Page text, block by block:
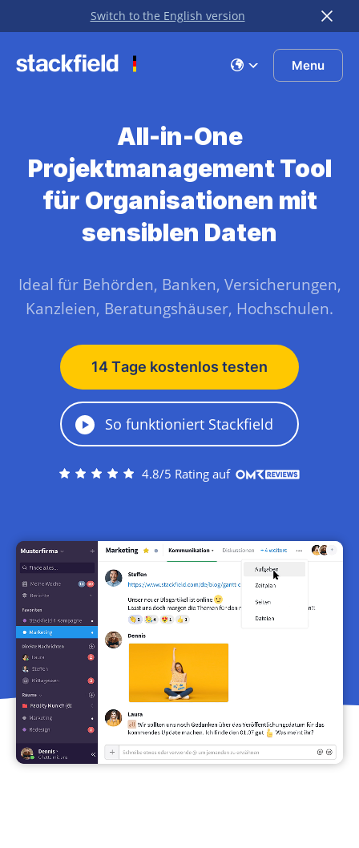
Zu Hauptinhalt springen
Switch to the English version
Menu
All-in-One
Projektmanagement Tool
für Organisationen mit
sensiblen Daten
Ideal für Behörden, Banken, Versicherungen,
Kanzleien, Beratungshäuser, Hochschulen.
14 Tage kostenlos testen
So funktioniert Stackfield
4.8/5 Rating auf